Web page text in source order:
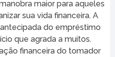
maior para aqueles
sua vida financeira. A
do empréstimo
que agrada a muitos.
financeira do tomador